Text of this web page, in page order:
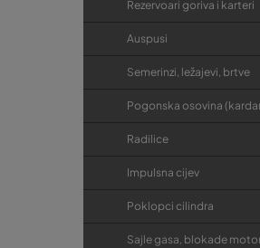
Rezervoari goriva i karteri
Auspusi
Semerinzi, ležajevi, brtve
Pogonska osovina
Radilice
Impulsna cijev
Poklopci cilindra
Sajle gasa, blokade